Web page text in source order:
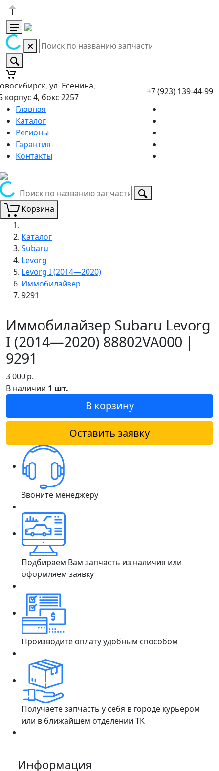
ул. Есенина,
корпус 4, бокс 2257
+7 (923) 139-44-99
Главная
Каталог
Регионы
Гарантия
Контакты
Корзина
Каталог
Subaru
Levorg
Levorg I (2014—2020)
Иммобилайзер
9291
Иммобилайзер Subaru Levorg
I (2014—2020) 88802VA000 |
9291
3 000р.
В наличии 1 шт.
В корзину
Оставить заявку
Звоните менеджеру
Подбираем Вам запчасть из наличия или
оформляем заявку
Производите оплату удобным способом
Получаете запчасть у себя в городе курьером
или в ближайшем отделении ТК
Информация